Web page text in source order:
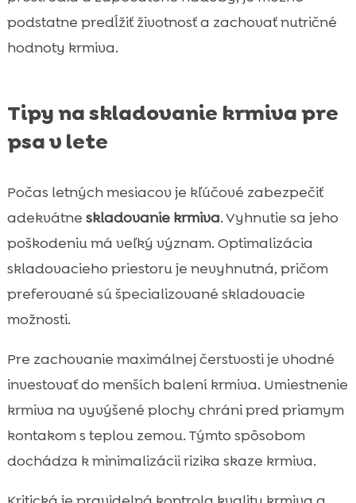
podstatne predĺžiť životnosť a zachovať nutričné
hodnoty krmiva.
Tipy na skladovanie krmiva pre
psa v lete
Počas letných mesiacov je kľúčové zabezpečiť
adekvátne skladovanie krmiva. Vyhnutie sa jeho
poškodeniu má veľký význam. Optimalizácia
skladovacieho priestoru je nevyhnutná, pričom
preferované sú špecializované skladovacie
možnosti.
Pre zachovanie maximálnej čerstvosti je vhodné
investovať do menších balení krmiva. Umiestnenie
krmiva na vyvýšené plochy chráni pred priamym
kontakom s teplou zemou. Týmto spôsobom
dochádza k minimalizácii rizika skaze krmiva.